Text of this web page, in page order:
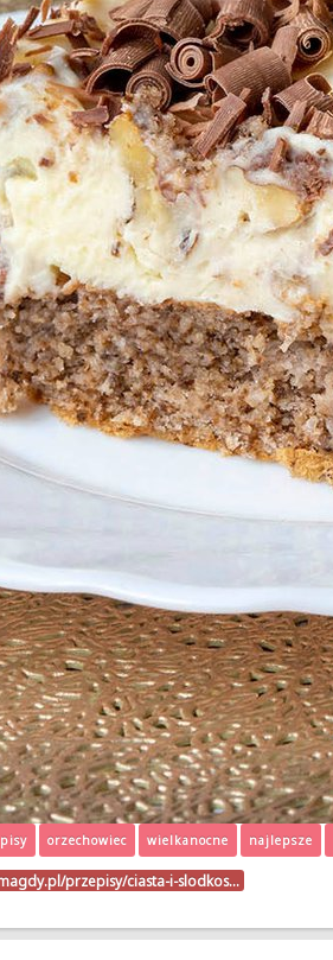
orzechowiec wielkanocne najlepsze
przepisy/ciasta-i-slodkos…